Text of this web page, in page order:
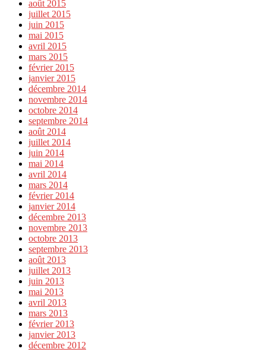
août 2015
juillet 2015
juin 2015
mai 2015
avril 2015
mars 2015
février 2015
janvier 2015
décembre 2014
novembre 2014
octobre 2014
septembre 2014
août 2014
juillet 2014
juin 2014
mai 2014
avril 2014
mars 2014
février 2014
janvier 2014
décembre 2013
novembre 2013
octobre 2013
septembre 2013
août 2013
juillet 2013
juin 2013
mai 2013
avril 2013
mars 2013
février 2013
janvier 2013
décembre 2012